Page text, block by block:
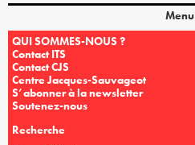
Menu
QUI SOMMES-NOUS ?
Contact ITS
Contact CJS
Centre Jacques-Sauvageot
S’abonner à la newsletter
Soutenez-nous
Recherche